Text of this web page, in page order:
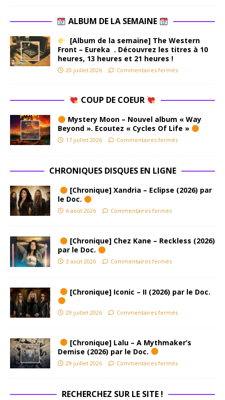
ALBUM DE LA SEMAINE
[Album de la semaine] The Western
Front – Eureka . Découvrez les titres à 10
heures, 13 heures et 21 heures !
20 juillet 2026 Commentaires fermés
COUP DE COEUR
Mystery Moon – Nouvel album « Way
Beyond ». Ecoutez « Cycles Of Life »
17 juillet 2026 Commentaires fermés
CHRONIQUES DISQUES EN LIGNE
[Chronique] Xandria – Eclipse (2026) par
le Doc.
6 août 2026 Commentaires fermés
[Chronique] Chez Kane – Reckless (2026)
par le Doc.
3 août 2026 Commentaires fermés
[Chronique] Iconic – II (2026) par le Doc.
29 juillet 2026 Commentaires fermés
[Chronique] Lalu – A Mythmaker’s
Demise (2026) par le Doc.
29 juillet 2026 Commentaires fermés
RECHERCHEZ SUR LE SITE !